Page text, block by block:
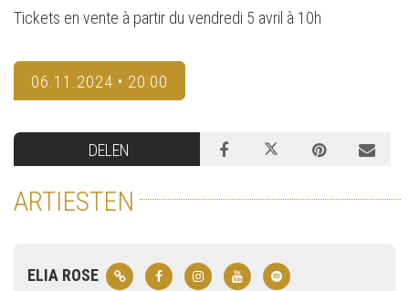
Tickets en vente à partir du vendredi 5 avril à 10h
06.11.2024 • 20:00
DELEN
ARTIESTEN
ELIA ROSE